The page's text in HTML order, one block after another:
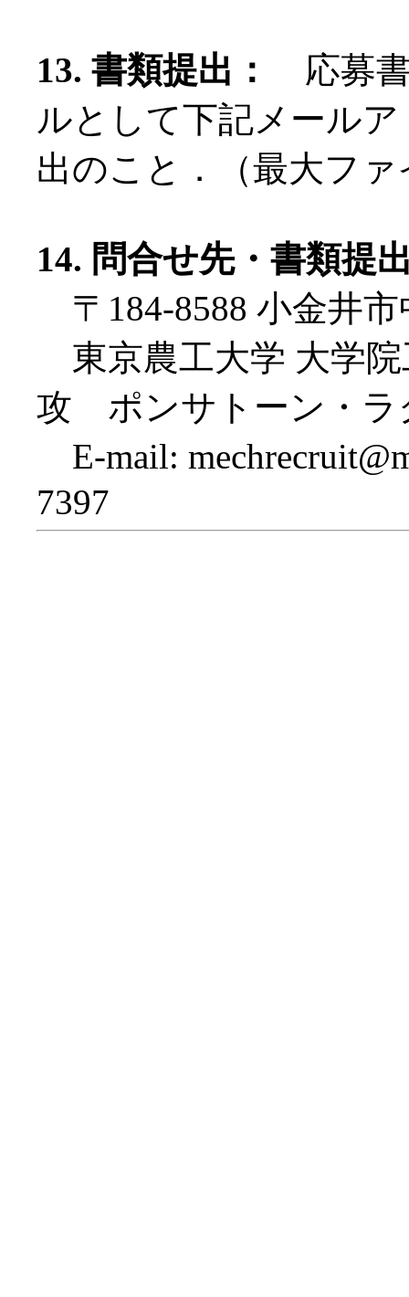
13. 書類提出：
応募書
ルとして下記メール
出のこと．（最大フ
14. 問合せ先・書類提
〒184-8588 小金井市
東京農工大学 大学
攻 ポンサトーン・ラ
E-mail:
7397